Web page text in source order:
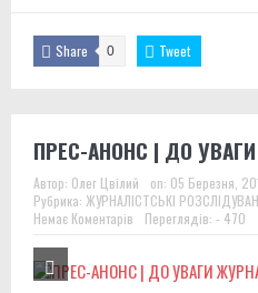
Share 0 Tweet
ПРЕС-АНОНС | ДО
Автор: Олег Цвілий on: 05 Березня,
Рубрика: ЖУРНАЛІСТСЬКІ
Немає Коментарів
Переглядів: - 470